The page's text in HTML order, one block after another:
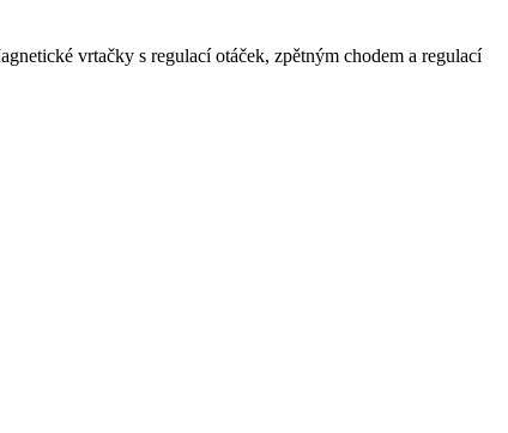
vrtačky s regulací otáček, zpětným chodem a regulací